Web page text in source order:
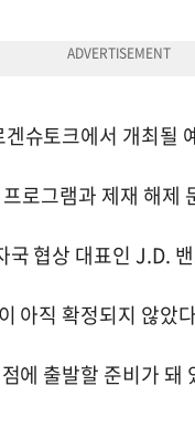
슈토크에서 개최될
로그램과 제재 해제
협상 대표인 J.D.
아직 확정되지 않았
에 출발할 준비가